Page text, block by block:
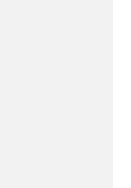
qui se
: le
de
Jacket est
que
Grâce aux